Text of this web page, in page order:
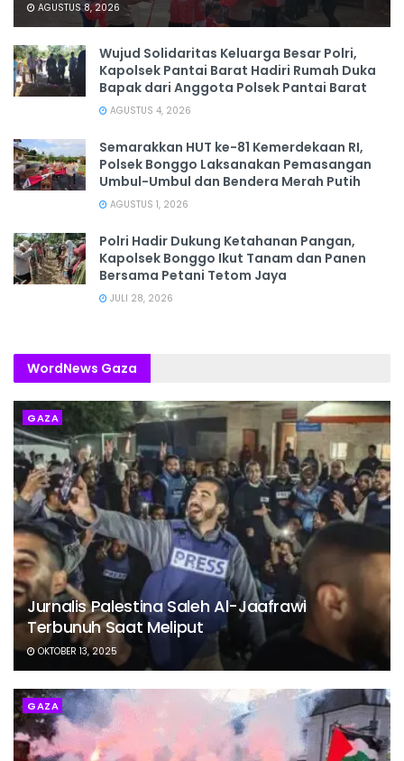
AGUSTUS 8, 2026
Wujud Solidaritas Keluarga Besar Polri,
Kapolsek Pantai Barat Hadiri Rumah Duka
Bapak dari Anggota Polsek Pantai Barat
AGUSTUS 4, 2026
Semarakkan HUT ke-81 Kemerdekaan RI,
Polsek Bonggo Laksanakan Pemasangan
Umbul-Umbul dan Bendera Merah Putih
AGUSTUS 1, 2026
Polri Hadir Dukung Ketahanan Pangan,
Kapolsek Bonggo Ikut Tanam dan Panen
Bersama Petani Tetom Jaya
JULI 28, 2026
WordNews Gaza
GAZA
Jurnalis Palestina Saleh Al-Jaafrawi
Terbunuh Saat Meliput
OKTOBER 13, 2025
GAZA